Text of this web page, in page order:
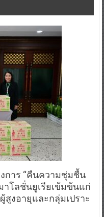
การ “คืนความชุ่มชื้น
าโลชั่นยูเรียเข้มข้นแก่
สูงอายุและกลุ่มเปราะ